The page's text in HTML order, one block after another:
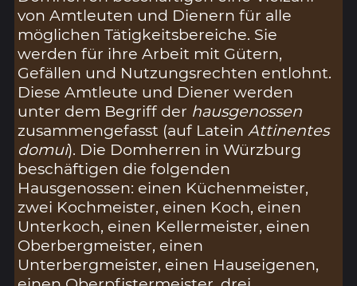
von Amtleuten und Dienern für alle
möglichen Tätigkeitsbereiche. Sie
werden für ihre Arbeit mit Gütern,
Gefällen und Nutzungsrechten entlohnt.
Diese Amtleute und Diener werden
unter dem Begriff der hausgenossen
zusammengefasst (auf LateinAttinentes
domui). Die Domherren in Würzburg
beschäftigen die folgenden
Hausgenossen: einen Küchenmeister,
zwei Kochmeister, einen Koch, einen
Unterkoch, einen Kellermeister, einen
Oberbergmeister, einen
Unterbergmeister, einen Hauseigenen,